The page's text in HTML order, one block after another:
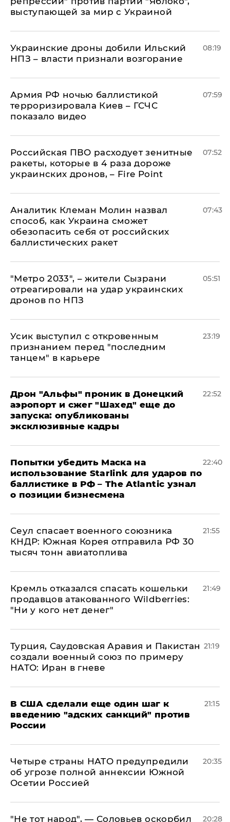
выступающей за мир с Украиной
Украинские дроны добили Ильский
НПЗ – власти признали возгорание
08:19
Армия РФ ночью баллистикой
терроризировала Киев – ГСЧС
показало видео
07:59
Российская ПВО расходует зенитные
ракеты, которые в 4 раза дороже
украинских дронов, – Fire Point
07:52
Аналитик Клеман Молин назвал
способ, как Украина сможет
обезопасить себя от российских
баллистических ракет
07:43
"Метро 2033", – жители Сызрани
отреагировали на удар украинских
дронов по НПЗ
05:51
Усик выступил с откровенным
признанием перед "последним
танцем" в карьере
23:19
Дрон "Альфы" проник в Донецкий
аэропорт и сжег "Шахед" еще до
запуска: опубликованы
эксклюзивные кадры
22:52
Попытки убедить Маска на
использование Starlink для ударов по
баллистике в РФ – The Atlantic узнал
о позиции бизнесмена
22:40
​Сеул спасает военного союзника
КНДР: Южная Корея отправила РФ 30
тысяч тонн авиатоплива
21:55
Кремль отказался спасать кошельки
продавцов атакованного Wildberries:
"Ни у кого нет денег"
21:49
Турция, Саудовская Аравия и Пакистан
создали военный союз по примеру
НАТО: Иран в гневе
21:19
В США сделали еще один шаг к
введению "адских санкций" против
России
21:15
Четыре страны НАТО предупредили
об угрозе полной аннексии Южной
Осетии Россией
20:35
​"Не тот народ", — Соловьев оскорбил
20:28